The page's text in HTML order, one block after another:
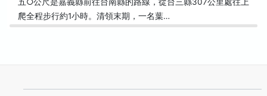
爬全程步行約1小時。清領末期，一名葉…